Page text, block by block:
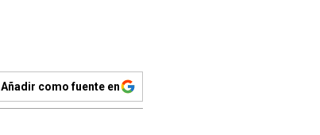
Añadir como fuente en